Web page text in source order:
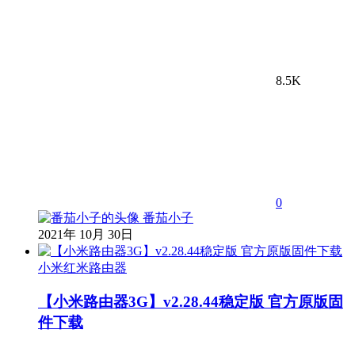
8.5K
0
番茄小子
2021年 10月 30日
小米红米路由器
【小米路由器3G】v2.28.44稳定版 官方原版固
件下载